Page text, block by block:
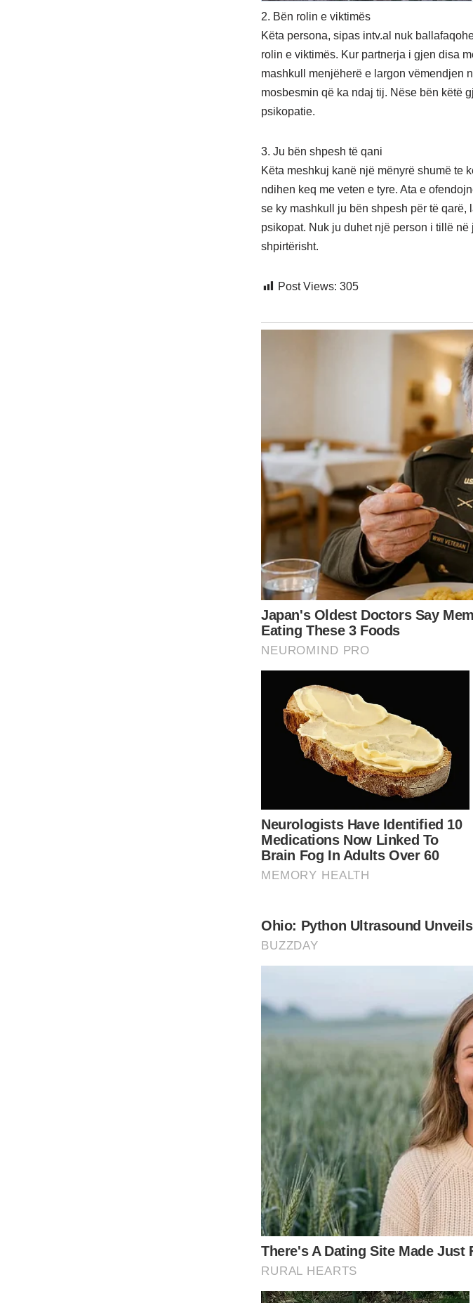
2. Bën rolin e viktimës
Këta persona, sipas intv.al nuk
rolin e viktimës. Kur partnerja i gjen disa
mashkull menjëherë e largon vëmendjen
mosbesmin që ka ndaj tij. Nëse bën këtë
psikopatie.
3. Ju bën shpesh të qani
Këta meshkuj kanë një mënyrë shumë te
ndihen keq me veten e tyre. Ata e
se ky mashkull ju bën shpesh për të
psikopat. Nuk ju duhet një person i tillë
shpirtërisht.
Post Views: 305